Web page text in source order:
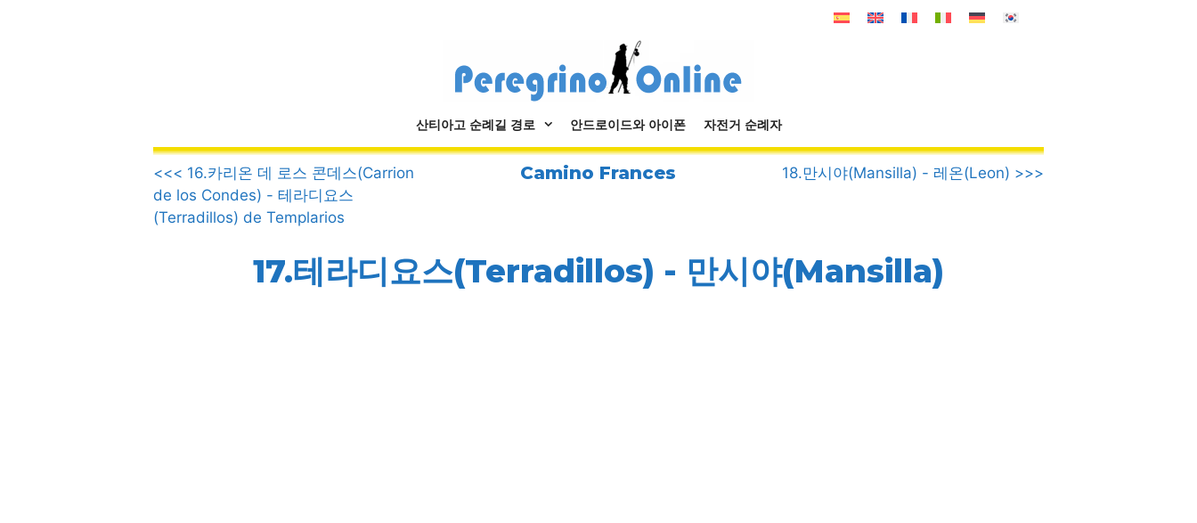
산티아고 순례길 경로 안드로이드와 아이폰 자전거 순례자
.
<<< 16.카리온 데 로스 콘데스(Carrion
de los Condes) - 테라디요스
(Terradillos) de Templarios
Camino Frances 18.만시야(Mansilla) - 레온(Leon) >>>
17.테라디요스(Terradillos) - 만시야(Mansilla)